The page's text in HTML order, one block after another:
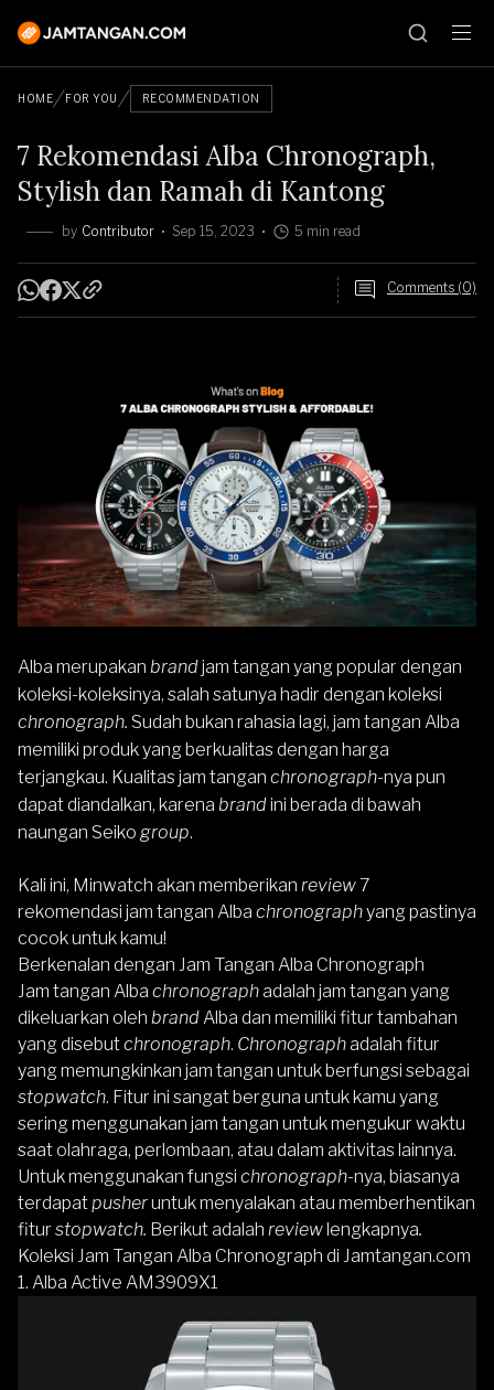
HOME FOR YOU RECOMMENDATION
7 Rekomendasi Alba Chronograph,
Stylish dan Ramah di Kantong
by Contributor Sep 15, 2023 5 min read
Comments (0)
Alba merupakan brandjam tangan yang popular dengan
koleksi-koleksinya, salah satunya hadir dengan koleksi
chronograph. Sudah bukan rahasia lagi, jam tangan Alba
memiliki produk yang berkualitas dengan harga
terjangkau. Kualitas jam tangan chronograph-nya pun
dapat diandalkan, karena brandini berada di bawah
naungan Seiko group.
Kali ini, Minwatch akan memberikan review7
rekomendasi jam tangan Alba chronographyang pastinya
cocok untuk kamu!
Berkenalan dengan Jam Tangan Alba Chronograph
Jam tangan Alba chronographadalah jam tangan yang
dikeluarkan oleh brandAlba dan memiliki fitur tambahan
yang disebutchronograph. Chronographadalah fitur
yang memungkinkan jam tangan untuk berfungsi sebagai
stopwatch. Fitur ini sangat berguna untuk kamu yang
sering menggunakan jam tangan untuk mengukur waktu
saat olahraga, perlombaan, atau dalam aktivitas lainnya.
Untuk menggunakan fungsi chronograph-nya, biasanya
terdapatpusheruntuk menyalakan atau memberhentikan
fitur stopwatch. Berikut adalah reviewlengkapnya.
Koleksi Jam Tangan Alba Chronograph di Jamtangan.com
1. Alba Active AM3909X1